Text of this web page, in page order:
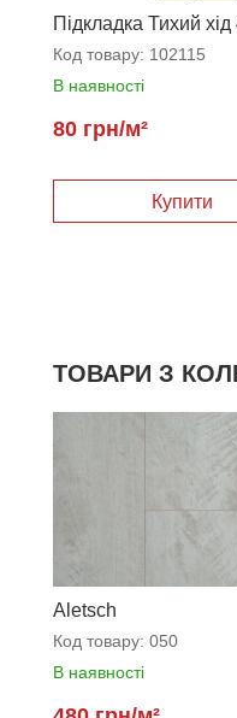
Підкладка Тихий
Код товару: 102115
В наявності
80 грн/м²
Купити
ТОВАРИ З
Aletsch
Код товару: 050
В наявності